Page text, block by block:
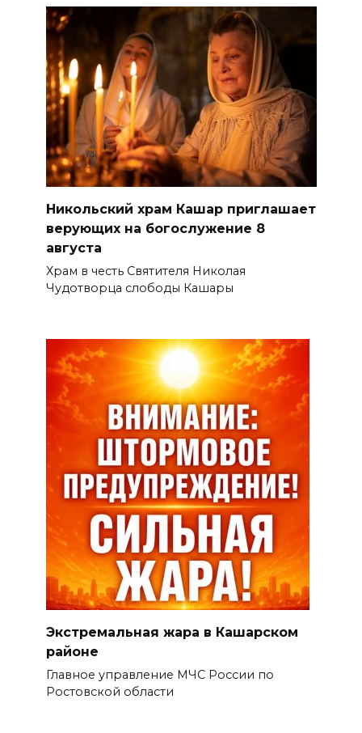
Никольский храм Кашар приглашает
верующих на богослужение 8
августа
Храм в честь Святителя Николая
Чудотворца слободы Кашары
Экстремальная жара в Кашарском
районе
Главное управление МЧС России по
Ростовской области